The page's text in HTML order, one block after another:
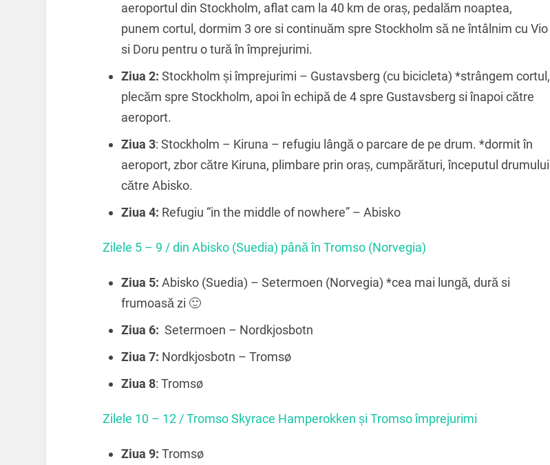
aeroportul din Stockholm, aflat cam la 40 km de oraș, pedalăm noaptea,
punem cortul, dormim 3 ore si continuăm spre Stockholm să ne întâlnim cu Vio
si Doru pentru o tură în împrejurimi.
Ziua 2: Stockholm și împrejurimi – Gustavsberg (cu bicicleta) *strângem cortul,
plecăm spre Stockholm, apoi în echipă de 4 spre Gustavsberg si înapoi către
aeroport.
Ziua 3: Stockholm – Kiruna – refugiu lângă o parcare de pe drum. *dormit în
aeroport, zbor către Kiruna, plimbare prin oraș, cumpărături, începutul drumului
către Abisko.
Ziua 4: Refugiu “in the middle of nowhere” – Abisko
Zilele 5 – 9 / din Abisko (Suedia) până în Tromso (Norvegia)
Ziua 5: Abisko (Suedia) – Setermoen (Norvegia) *cea mai lungă, dură si
frumoasă zi 🙂
Ziua 6: Setermoen – Nordkjosbotn
Ziua 7: Nordkjosbotn – Tromsø
Ziua 8: Tromsø
Zilele 10 – 12 / Tromso Skyrace Hamperokken și Tromso împrejurimi
Ziua 9: Tromsø